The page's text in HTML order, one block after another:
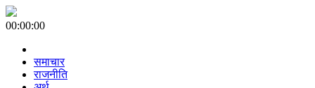
00:00:00
समाचार
राजनीति